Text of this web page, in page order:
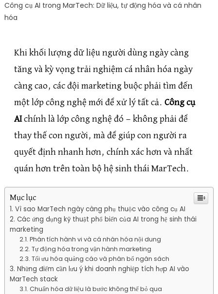
Công cụ AI trong MarTech: Dữ liệu, tự động hóa và cá nhân
hóa
Khi khối lượng dữ liệu người dùng ngày càng
tăng và kỳ vọng trải nghiệm cá nhân hóa ngày
càng cao, các đội marketing buộc phải tìm đến
một lớp công nghệ mới để xử lý tất cả. Công cụ
AIchính là lớp công nghệ đó — không phải để
thay thế con người, mà để giúp con người ra
quyết định nhanh hơn, chính xác hơn và nhất
quán hơn trên toàn bộ hệ sinh thái MarTech.
Mục lục
Vì sao MarTech ngày càng phụ thuộc vào công cụ AI
Các ứng dụng kỹ thuật phổ biến của AI trong hệ sinh thái
marketing
Phân tích hành vi và cá nhân hóa nội dung
Tự động hóa trong vận hành marketing
Tối ưu hóa quảng cáo và phân bổ ngân sách
Những điểm cần lưu ý khi doanh nghiệp tích hợp AI vào
MarTech stack
Chuẩn hóa dữ liệu là bước không thể bỏ qua